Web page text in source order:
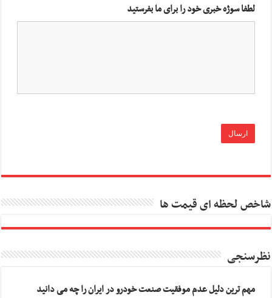
لطفا سوژه خبری خود را برای ما بفرستید
شاخص لحظه ای قیمت ها
نظرسنجی
مهم ترین دلیل عدم موفقیت صنعت خودرو در ایران را چه می دانید